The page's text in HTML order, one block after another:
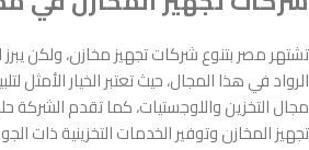
تشتهر مصر بتنوع شركات تجهيز مخازن، ولكن
الرواد في هذا المجال، حيث تعتبر الخيار الأمثل
مجال التخزين واللوجستيات، كما تقدم الشركة
تجهيز المخازن وتوفير الخدمات التخزينية ذات